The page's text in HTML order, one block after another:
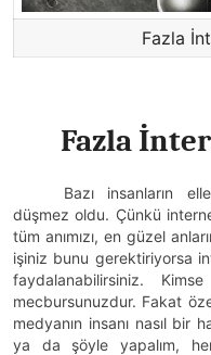
Fazla
Fazla
Bazı insanların
düşmez oldu. Çünkü
tüm anımızı, en güzel
işiniz bunu gerektiriyorsa
faydalanabilirsiniz.
mecbursunuzdur. Fakat
medyanın insanı nasıl
ya da şöyle yapalım,